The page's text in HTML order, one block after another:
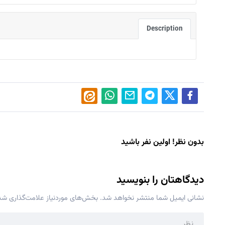
Description
بدون نظر! اولین نفر باشید
دیدگاهتان را بنویسید
نشانی ایمیل شما منتشر نخواهد شد. بخش‌های موردنیاز علامت‌گذاری